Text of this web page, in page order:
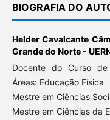
BIOGRAFIA DO
Helder Cavalcante
Grande do Norte -
Docente do Curso de
Áreas: Educação Física
Mestre em Ciências
Mestre em Ciências da